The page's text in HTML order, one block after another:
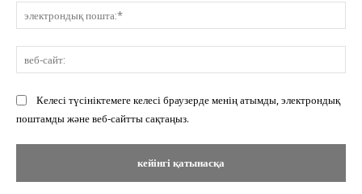
Келесі түсініктемеге келесі браузерде менің атымды, электрондық
поштамды және веб-сайтты сақтаңыз.